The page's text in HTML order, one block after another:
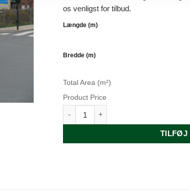
os venligst for tilbud.
Længde (m)
Bredde (m)
Total Area (m²)
Product Price
TILFØJ